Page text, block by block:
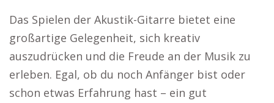
Das Spielen der Akustik-Gitarre bietet eine
großartige Gelegenheit, sich kreativ
auszudrücken und die Freude an der Musik zu
erleben. Egal, ob du noch Anfänger bist oder
schon etwas Erfahrung hast – ein gut